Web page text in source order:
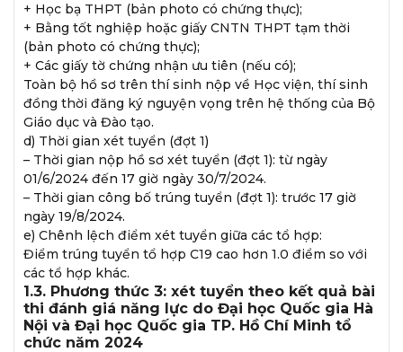
+ Học bạ THPT (bản photo có chứng thực);
+ Bằng tốt nghiệp hoặc giấy CNTN THPT tạm thời
(bản photo có chứng thực);
+ Các giấy tờ chứng nhận ưu tiên (nếu có);
Toàn bộ hồ sơ trên thí sinh nộp về Học viện, thí sinh
đồng thời đăng ký nguyện vọng trên hệ thống của Bộ
Giáo dục và Đào tạo.
d) Thời gian xét tuyển (đợt 1)
– Thời gian nộp hồ sơ xét tuyển (đợt 1): từ ngày
01/6/2024 đến 17 giờ ngày 30/7/2024.
– Thời gian công bố trúng tuyển (đợt 1): trước 17 giờ
ngày 19/8/2024.
e) Chênh lệch điểm xét tuyển giữa các tổ hợp:
Điểm trúng tuyển tổ hợp C19 cao hơn 1.0 điểm so với
các tổ hợp khác.
1.3. Phương thức 3: xét tuyển theo kết quả bài
thi đánh giá năng lực do Đại học Quốc gia Hà
Nội và Đại học Quốc gia TP. Hồ Chí Minh tổ
chức năm 2024